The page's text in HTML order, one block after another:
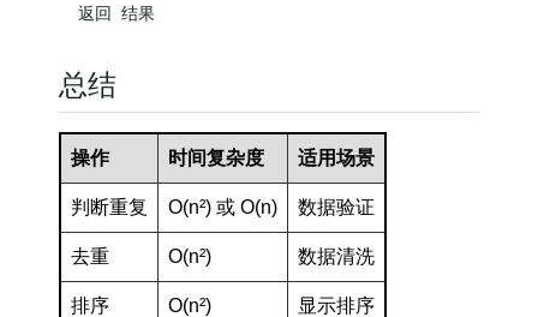
  返回 结果
总结
操作 时间复杂度 适用场景
判断重复 O(n²) 或 O(n) 数据验证
去重 O(n²) 数据清洗
排序 O(n²) 显示排序